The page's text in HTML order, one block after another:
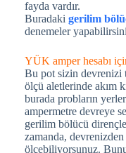
fayda vardır.
Buradaki gerilim
denemeler
YÜK amper hesabı
Bu pot sizin devrenizi
ölçü aletlerinde akım
burada probların
ampermetre devreye
gerilim bölücü
zamanda, devrenizden
ölçebiliyorsunuz.